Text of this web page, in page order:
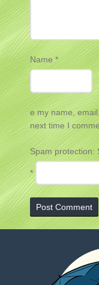
Name*
e my name,
next time I
Spam protection:
*